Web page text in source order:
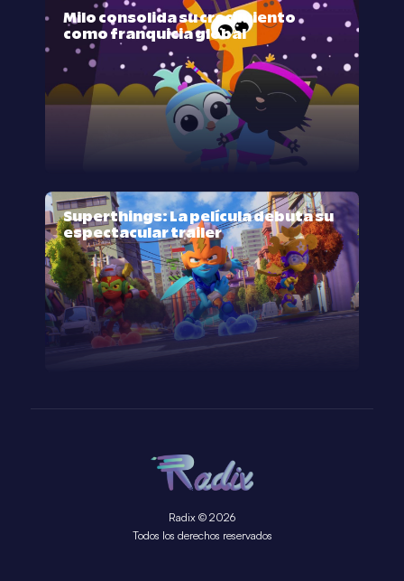
Milo consolida su crecimiento
como franquicia global
Superthings: La película debuta su
espectacular trailer
Radix © 2026
Todos los derechos reservados